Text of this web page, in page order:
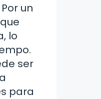
un
lo
ser
para